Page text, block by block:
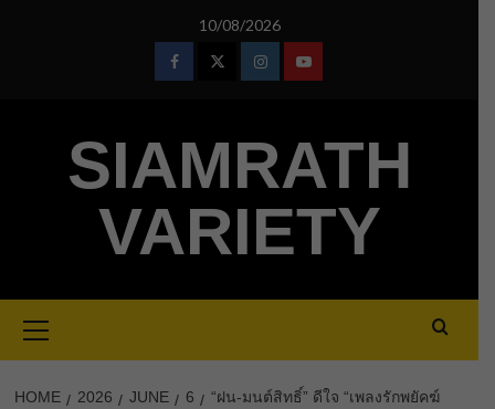
10/08/2026
FacebookTwitterInstagramYoutube
SIAMRATH
VARIETY
Menu
HOME 2026 JUNE 6
“ฝน-มนต์สิทธิ์” ดีใจ “เพลงรักพยัคฆ์